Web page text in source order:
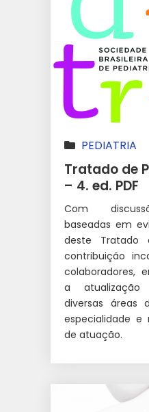
PEDIATRIA
Tratado de
– 4. ed. PDF
Com
baseadas em
deste Tratado
contribuição
colaboradores,
a atualização
diversas áreas
especialidade e
de atuação.